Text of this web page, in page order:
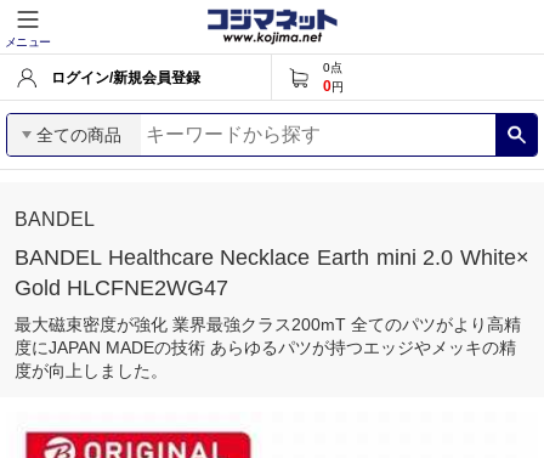
メニュー
ログイン/新規会員登録
0点
0円
全ての商品
BANDEL
BANDEL Healthcare Necklace Earth mini 2.0 White×
Gold HLCFNE2WG47
最大磁束密度が強化 業界最強クラス200mT 全てのパツがより高精
度にJAPAN MADEの技術 あらゆるパツが持つエッジやメッキの精
度が向上しました。